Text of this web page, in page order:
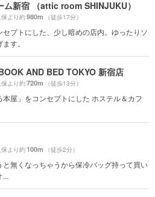
ム新宿 （attic room SHINJUKU）
より約980m （徒歩17分）
セプトにした、少し暗めの店内。ゆったりソ
す。
AND BED TOKYO 新宿店
より約720m （徒歩13分）
本屋」をコンセプトにした ホステル＆カフ
より約100m （徒歩2分）
と無くなっちゃうから保冷バッグ持って買い
...